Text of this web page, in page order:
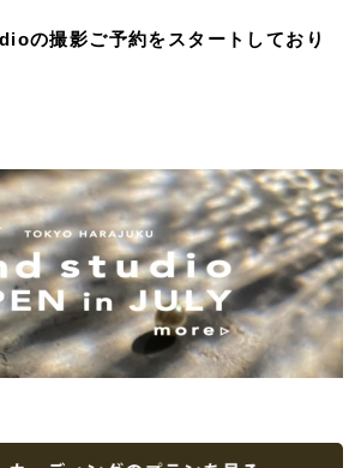
の撮影ご予約をスタートしており